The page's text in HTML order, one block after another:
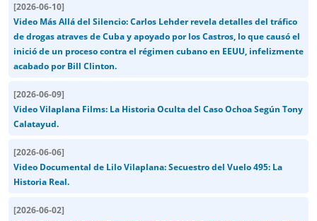
[2026-06-10]
Video Más Allá del Silencio: Carlos Lehder revela detalles del tráfico
de drogas atraves de Cuba y apoyado por los Castros, lo que causó el
inició de un proceso contra el régimen cubano en EEUU, infelizmente
acabado por Bill Clinton.
[2026-06-09]
Video Vilaplana Films: La Historia Oculta del Caso Ochoa Según Tony
Calatayud.
[2026-06-06]
Video Documental de Lilo Vilaplana: Secuestro del Vuelo 495: La
Historia Real.
[2026-06-02]